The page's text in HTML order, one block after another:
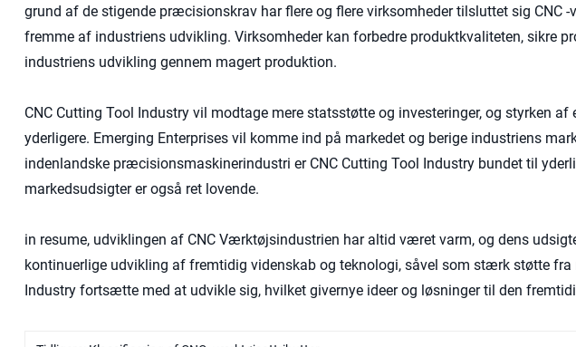
grund af de stigende præcisionskrav har flere og flere virksomheder tilsluttet sig CNC
fremme af industriens udvikling. Virksomheder kan forbedre produktkvaliteten, sikre
industriens udvikling gennem magert produktion.
CNC Cutting Tool Industry vil modtage mere statsstøtte og investeringer, og styrken
yderligere. Emerging Enterprises vil komme ind på markedet og berige industriens
indenlandske præcisionsmaskinerindustri er CNC Cutting Tool Industry bundet til
markedsudsigter er også ret lovende.
in resume, udviklingen af ​​CNC Værktøjsindustrien har altid været varm, og dens
kontinuerlige udvikling af fremtidig videnskab og teknologi, såvel som stærk støtte fra
Industry fortsætte med at udvikle sig, hvilket givernye ideer og løsninger til den